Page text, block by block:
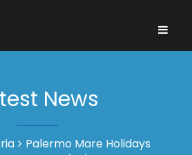
News
Palermo Mare Holidays